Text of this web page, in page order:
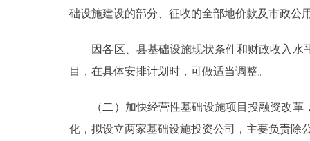
础设施建设的部分、征收的全部地价款及市政公
因各区、县基础设施现状条件和财政收入水
目，在具体安排计划时，可做适当调整。
（二）加快经营性基础设施项目投融资改革
化，拟设立两家基础设施投资公司，主要负责除